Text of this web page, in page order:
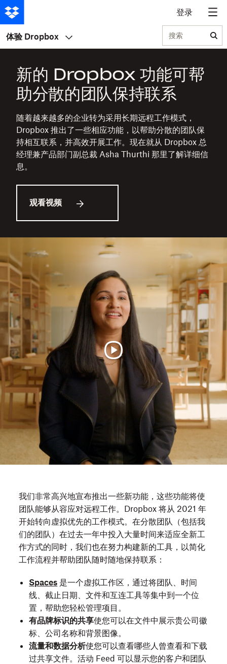
登录
体验 Dropbox 搜索
新的 Dropbox 功能可帮
助分散的团队保持联系
随着越来越多的企业转为采用长期远程工作模式，
Dropbox 推出了一些相应功能，以帮助分散的团队保
持相互联系，并高效开展工作。现在就从 Dropbox 总
经理兼产品部门副总裁 Asha Thurthi 那里了解详细信
息。
观看视频
我们非常高兴地宣布推出一些新功能，这些功能将使
团队能够从容应对远程工作。Dropbox 将从 2021 年
开始转向虚拟优先的工作模式。在分散团队（包括我
们的团队）在过去一年中投入大量时间来适应全新工
作方式的同时，我们也在努力构建新的工具，以简化
工作流程并帮助团队随时随地保持联系：
Spaces 是一个虚拟工作区，通过将团队、时间
线、截止日期、文件和互连工具等集中到一个位
置，帮助您轻松管理项目。
有品牌标识的共享使您可以在文件中展示贵公司徽
标、公司名称和背景图像。
流量和数据分析使您可以查看哪些人曾查看和下载
过共享文件。活动 Feed 可以显示您的客户和团队